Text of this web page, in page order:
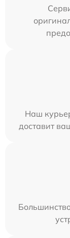
Наш
доставит